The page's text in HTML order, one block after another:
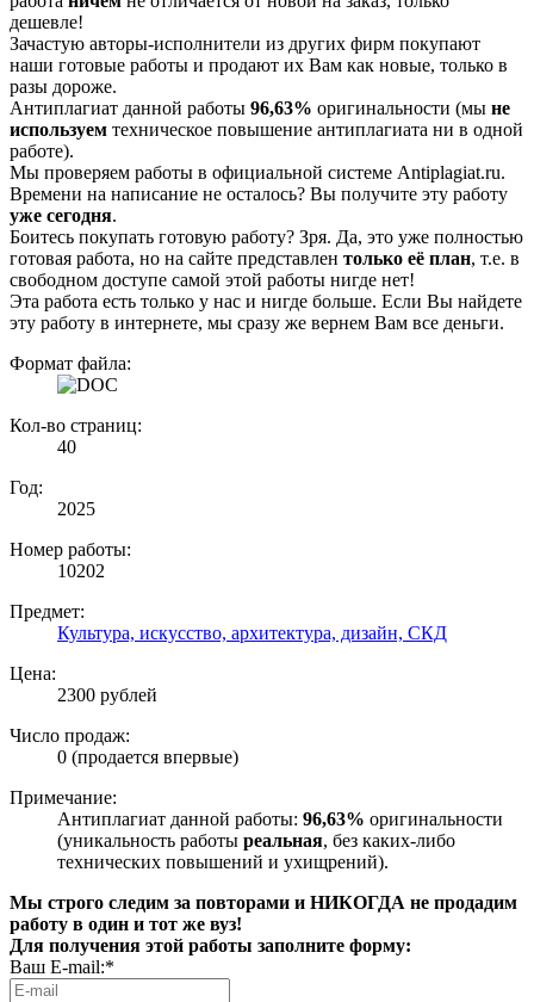
дешевле!
Зачастую авторы-исполнители из других фирм покупают
наши готовые работы и продают их Вам как новые, только в
разы дороже.
Антиплагиат данной работы 96,63% оригинальности (мы не
используем техническое повышение антиплагиата ни в одной
работе).
Мы проверяем работы в официальной системе Аntiplagiat.ru.
Времени на написание не осталось? Вы получите эту работу
уже сегодня.
Боитесь покупать готовую работу? Зря. Да, это уже полностью
готовая работа, но на сайте представлен только её план, т.е. в
свободном доступе самой этой работы нигде нет!
Эта работа есть только у нас и нигде больше. Если Вы найдете
эту работу в интернете, мы сразу же вернем Вам все деньги.
Формат файла:
Кол-во страниц:
40
Год:
2025
Номер работы:
10202
Предмет:
Культура, искусство, архитектура, дизайн, СКД
Цена:
2300 рублей
Число продаж:
0 (продается впервые)
Примечание:
Антиплагиат данной работы: 96,63% оригинальности
(уникальность работы реальная, без каких-либо
технических повышений и ухищрений).
Мы строго следим за повторами и НИКОГДА не продадим
работу в один и тот же вуз!
Для получения этой работы заполните форму:
Ваш E-mail:*